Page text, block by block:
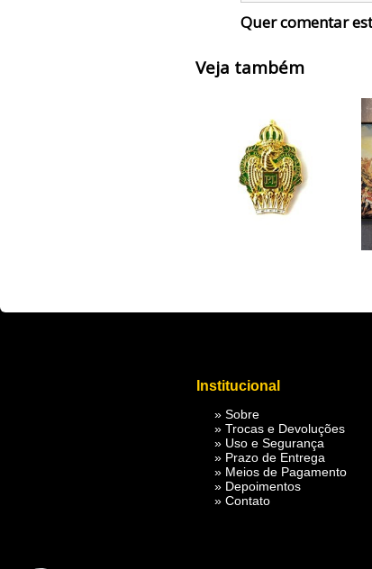
Quer comentar
Veja também
Institucional
» Sobre
» Trocas e Devoluções
» Uso e Segurança
» Prazo de Entrega
» Meios de Pagamento
» Depoimentos
» Contato